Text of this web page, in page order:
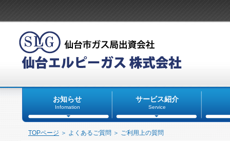
お知らせ
Infomation
サービス紹介
Service
TOPページ ＞ よくあるご質問 ＞ ご利用上の質問